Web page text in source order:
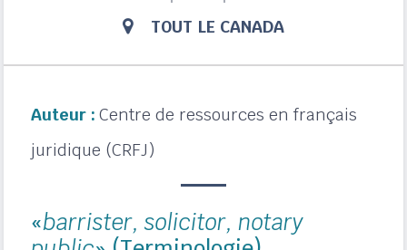
TOUT LE CANADA
Auteur : Centre de ressources en français
juridique (CRFJ)
«barrister, solicitor, notary